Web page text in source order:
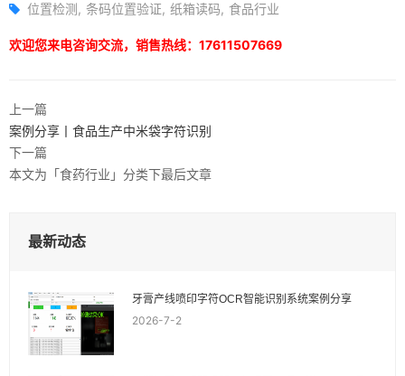
位置检测 条码位置验证 纸箱读码 食品行业
欢迎您来电咨询交流，销售热线：17611507669
上一篇
案例分享丨食品生产中米袋字符识别
下一篇
本文为「食药行业」分类下最后文章
最新动态
牙膏产线喷印字符OCR智能识别系统案例分享
2026-7-2